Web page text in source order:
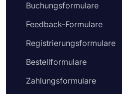
Buchungsformulare
Feedback-Formulare
Registrierungsformulare
Bestellformulare
Zahlungsformulare